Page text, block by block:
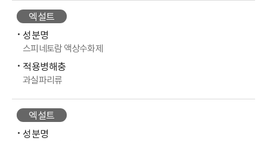
엑설트
성분명
스피네토람 액상수화제
적용병해충
과실파리류
엑설트
성분명